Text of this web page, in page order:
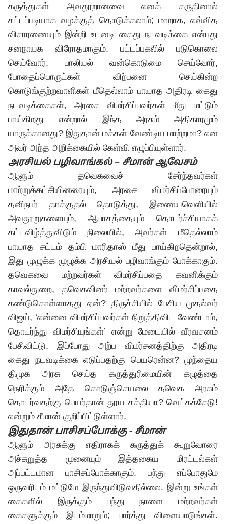
கருத்துகள் அவதூறானவை எனக் கருதினால்
சட்டப்படியாக வழக்குத் தொடுக்கலாம்; மாறாக, எவ்வித
விசாரணையும் இன்றி உடனடி கைது நடவடிக்கை என்பது
சனநாயக விரோதமாகும். பட்டப்பகலில் படுகொலை
செய்வோர், பாலியல் வன்கொடுமை செய்வோர்,
போதைப்பொருட்கள் விற்பனை செய்கின்ற
கொடுங்குற்றவாளிகள் மீதெல்லாம் பாயாத அதிரடி கைது
நடவடிக்கைகள், அரசை விமர்சிப்பவர்கள் மீது மட்டும்
பாய்கிறது என்றால் இந்த அரசும் அதிகாரமும்
யாருக்கானது? இதுதான் மக்கள் வேண்டிய மாற்றமா? என
அவர் அந்த அறிக்கையில் கேள்வி எழுப்பியுள்ளார்.
அரசியல் பழிவாங்கல் – சீமான் ஆவேசம்
ஆளும் தவெகவைச் சேர்ந்தவர்கள்
மாற்றுக்கட்சியினரையும், அரசை விமர்சிப்போரையும்
தனிநபர் தாக்குதல் தொடுத்து, இணையவெளியில்
அவதூறுகளையும், ஆபாசத்தையும் தொடர்ச்சியாகக்
கட்டவிழ்த்துவிடும் நிலையில், அவர்கள் மீதெல்லாம்
பாயாத சட்டம் தம்பி மாரிதாஸ் மீது பாய்கிறதென்றால்,
இது முழுக்க முழுக்க அரசியல் பழிவாங்கும் போக்காகும்.
தவெகவை மற்றவர்கள் விமர்சிப்பதை கவனிக்கும்
காவல்துறை, தவெகவினர் மற்றவர்களை விமர்சிப்பதை
கண்டுகொள்ளாதது ஏன்? திருச்சியில் பேசிய முதல்வர்
விஜய், ‘என்னை விமர்சிப்பவர்கள் நிறுத்திவிட வேண்டாம்,
தொடர்ந்து விமர்சியுங்கள்’ என்று மேடையில் வீரவசனம்
பேசிவிட்டு, இப்போது அற்ப விமர்சனத்திற்கு அதிரடி
கைது நடவடிக்கை எடுப்பதற்கு பெயரென்ன? முந்தைய
திமுக அரசு செய்த கருத்துரிமையின் கழுத்தை
நெரிக்கும் அதே கொடுஞ்செயலை தவெக அரசும்
தொடர்வதற்கு பெயர்தான் தூய சக்தியா? வெட்கக்கேடு!
என்றும் சீமான் குறிப்பிட்டுள்ளார்.
இதுதான் பாசிசப்போக்கு - சீமான்
ஆளும் அரசுக்கு எதிராகக் கருத்துக் கூறுவோரை
அச்சுறுத்த முனையும் இத்தகைய மிரட்டல்கள்
அப்பட்டமான பாசிசப்போக்காகும். பந்து எப்போதுமே
ஒருவரிடம் மட்டுமே இருந்துவிடுவதில்லை. இன்று உங்கள்
கைகளில் இருக்கும் பந்து நாளை மற்றவர்கள்
கைகளுக்கும் இடம்மாறும்; பார்த்து விளையாடுங்கள்.